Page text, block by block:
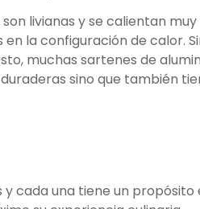
son livianas y se calientan
la configuración de calor.
muchas sartenes de
sino que también
cada una tiene un